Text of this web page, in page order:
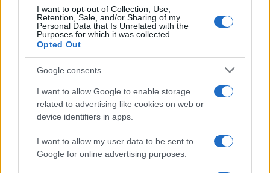
I want to opt-out of Collection, Use,
Retention, Sale, and/or Sharing of my
Personal Data that Is Unrelated with the
Purposes for which it was collected.
Opted Out
Google consents
I want to allow Google to enable storage
related to advertising like cookies on web or
device identifiers in apps.
I want to allow my user data to be sent to
Google for online advertising purposes.
UK
News Hub UK
Lgbtq News
Investeren 24
NL Newz